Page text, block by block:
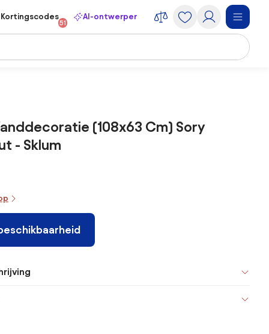
Kortingscodes
51
AI-ontwerper
(108x63 Cm) Sory
- Sklum